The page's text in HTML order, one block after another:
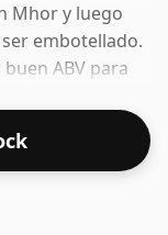
Mhor y luego
embotellado.
ABV para
el sabor pleno